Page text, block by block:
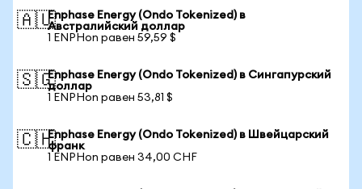
🇦🇺Enphase Energy (Ondo Tokenized) в
Австралийский доллар
1 ENPHon равен 59,59 $
🇸🇬Enphase Energy (Ondo Tokenized) в Сингапурский
доллар
1 ENPHon равен 53,81 $
🇨🇭Enphase Energy (Ondo Tokenized) в Швейцарский
франк
1 ENPHon равен 34,00 CHF